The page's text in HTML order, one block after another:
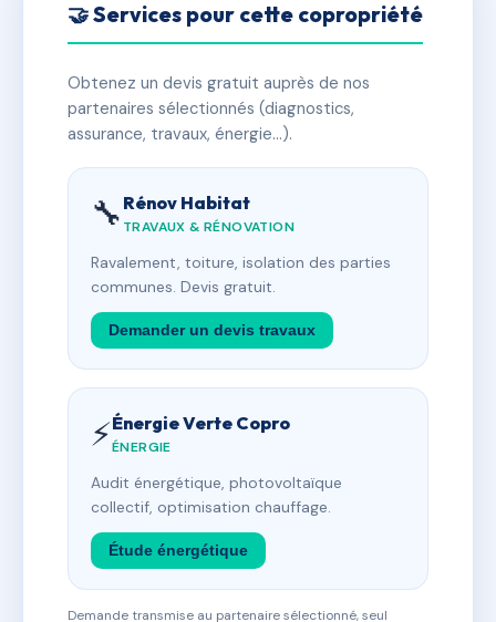
🤝 Services pour cette copropriété
Obtenez un devis gratuit auprès de nos
partenaires sélectionnés (diagnostics,
assurance, travaux, énergie…).
🔧 Rénov Habitat
TRAVAUX & RÉNOVATION
Ravalement, toiture, isolation des parties
communes. Devis gratuit.
Demander un devis travaux
⚡Énergie Verte Copro
ÉNERGIE
Audit énergétique, photovoltaïque
collectif, optimisation chauffage.
Étude énergétique
Demande transmise au partenaire sélectionné, seul